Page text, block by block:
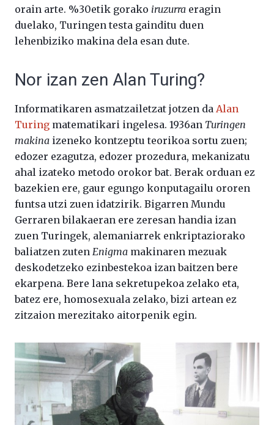
orain arte. %30etik gorako iruzurra eragin
duelako, Turingen testa gainditu duen
lehenbiziko makina dela esan dute.
Nor izan zen Alan Turing?
Informatikaren asmatzailetzat jotzen da Alan
Turing matematikari ingelesa. 1936an Turingen
makina izeneko kontzeptu teorikoa sortu zuen;
edozer ezagutza, edozer prozedura, mekanizatu
ahal izateko metodo orokor bat. Berak orduan ez
bazekien ere, gaur egungo konputagailu ororen
funtsa utzi zuen idatzirik. Bigarren Mundu
Gerraren bilakaeran ere zeresan handia izan
zuen Turingek, alemaniarrek enkriptaziorako
baliatzen zuten Enigma makinaren mezuak
deskodetzeko ezinbestekoa izan baitzen bere
ekarpena. Bere lana sekretupekoa zelako eta,
batez ere, homosexuala zelako, bizi artean ez
zitzaion merezitako aitorpenik egin.